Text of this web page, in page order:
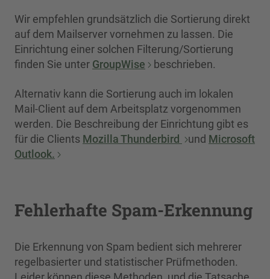
Wir empfehlen grundsätzlich die Sortierung direkt
auf dem Mailserver vornehmen zu lassen. Die
Einrichtung einer solchen Filterung/Sortierung
finden Sie unter GroupWise beschrieben.
Alternativ kann die Sortierung auch im lokalen
Mail-Client auf dem Arbeitsplatz vorgenommen
werden. Die Beschreibung der Einrichtung gibt es
für die Clients Mozilla Thunderbird und Microsoft
Outlook.
Fehlerhafte Spam-Erkennung
Die Erkennung von Spam bedient sich mehrerer
regelbasierter und statistischer Prüfmethoden.